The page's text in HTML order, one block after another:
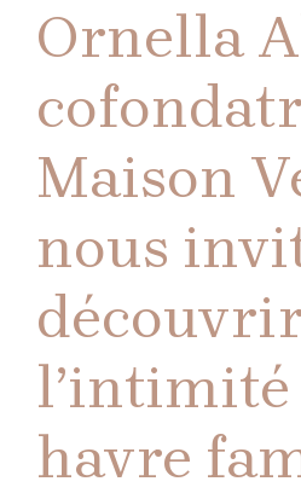
Ornella
Maison
nous
l’intimité
havre